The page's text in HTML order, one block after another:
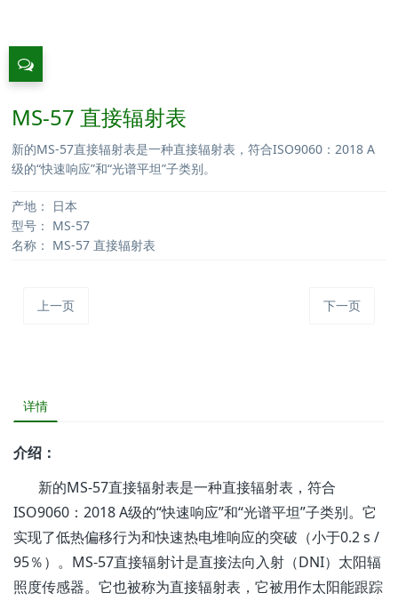
MS-57 直接辐射表
新的MS-57直接辐射表是一种直接辐射表，符合ISO9060：2018 A
级的“快速响应”和“光谱平坦”子类别。
产地：
日本
型号： MS-57
名称： MS-57 直接辐射表
上一页 下一页
详情
介绍：
新的MS-57直接辐射表是一种直接辐射表，符合
ISO9060：2018 A级的“快速响应”和“光谱平坦”子类别。它
实现了低热偏移行为和快速热电堆响应的突破（小于0.2 s /
95％）。MS-57直接辐射计是直接法向入射（DNI）太阳辐
照度传感器。它也被称为直接辐射表，它被用作太阳能跟踪